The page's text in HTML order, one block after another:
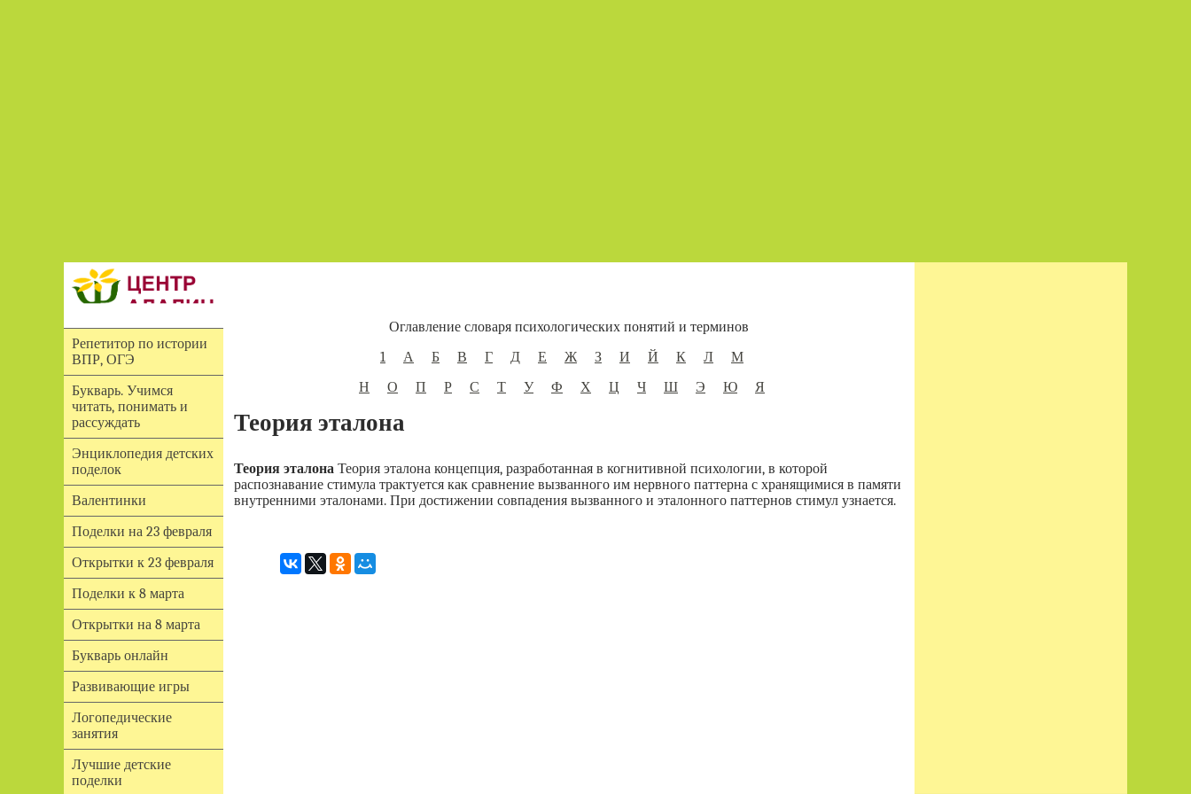
Репетитор по истории
ВПР, ОГЭ
Букварь. Учимся
читать, понимать и
рассуждать
Энциклопедия детских
поделок
Валентинки
Поделки на 23 февраля
Открытки к 23 февраля
Поделки к 8 марта
Открытки на 8 марта
Букварь онлайн
Развивающие игры
Логопедические
занятия
Лучшие детские
поделки
Оглавление словаря психологических понятий и терминов
1
А Б В Г Д Е Ж З И Й К Л
М
Н
О П Р С Т У Ф Х Ц Ч Ш Э Ю Я
Теория эталона
Теория эталонаТеория эталона концепция, разработанная в когнитивной психологии, в которой
распознавание стимула трактуется как сравнение вызванного им нервного паттерна с хранящимися в памяти
внутренними эталонами. При достижении совпадения вызванного и эталонного паттернов стимул узнается.